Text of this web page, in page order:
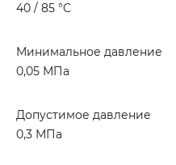
40 / 85 °C
Минимальное давление
0,05 МПа
Допустимое давление
0,3 МПа